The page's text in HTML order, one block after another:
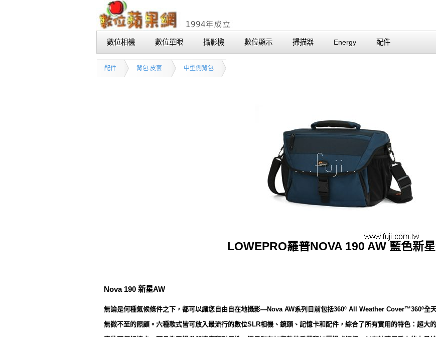
數位相機 數位單眼 攝影機 數位顯示 掃描器 Energy 配件
配件 背包.皮套. 中型側背包
LOWEPRO羅普NOVA 190 AW 藍色新
Nova 190 新星AW
無論是何種氣候條件之下，都可以讓您自由自在地攝影—Nova AW系列目前包括360º All Weather Cover™360º全
無微不至的照顧。六種款式皆可放入最流行的數位SLR相機、鏡頭、記憶卡和配件，綜合了所有實用的特色：超大